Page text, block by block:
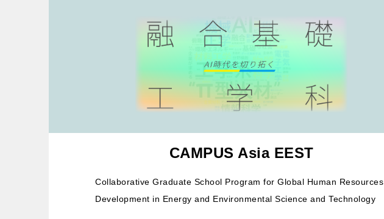
CAMPUS Asia EEST
Collaborative Graduate School Program for Global Human Resources
Development in Energy and Environmental Science and Technology